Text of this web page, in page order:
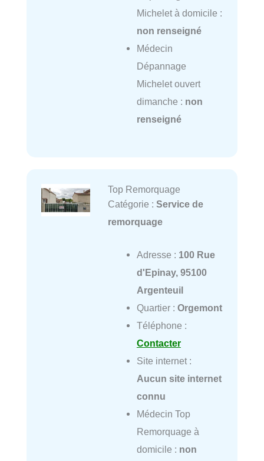
Michelet à domicile :
non renseigné
Médecin
Dépannage
Michelet ouvert
dimanche : non
renseigné
Top Remorquage
Catégorie : Service de
remorquage
Adresse : 100 Rue
d'Epinay, 95100
Argenteuil
Quartier : Orgemont
Téléphone :
Contacter
Site internet :
Aucun site internet
connu
Médecin Top
Remorquage à
domicile : non